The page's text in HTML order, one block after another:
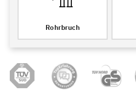
Rohrbruch